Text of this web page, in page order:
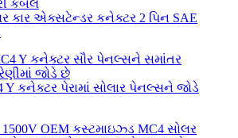
કાર એક્સટેન્ડર કનેક્ટર 2 પિન SAE
Y કનેક્ટર પેરામાં સોલાર પેનલ્સને જોડે